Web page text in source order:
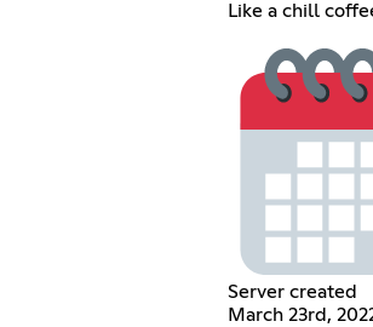
Like a chill
Server created
March 23rd,